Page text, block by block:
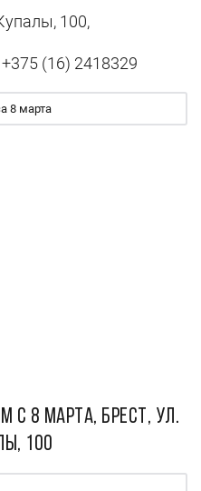
100,
(16) 2418329
8 марта
С 8 марта, Брест, ул.
100